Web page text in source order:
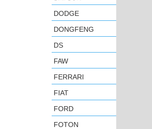
DODGE
DONGFENG
DS
FAW
FERRARI
FIAT
FORD
FOTON